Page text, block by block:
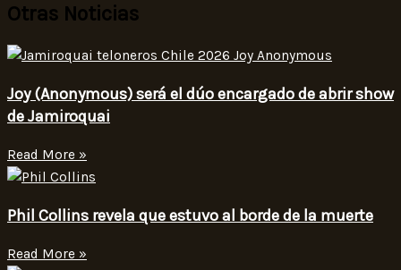
Otras Noticias
Joy (Anonymous) será el dúo encargado de abrir show
de Jamiroquai
Read More »
Phil Collins revela que estuvo al borde de la muerte
Read More »